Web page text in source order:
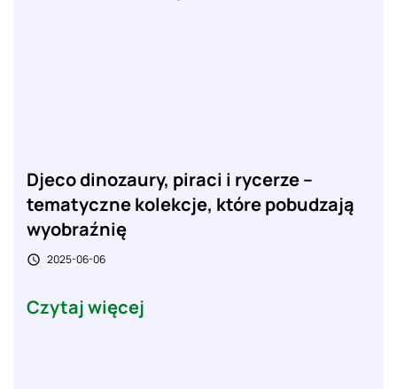
Djeco dinozaury, piraci i rycerze –
tematyczne kolekcje, które pobudzają
wyobraźnię
 2025-06-06
Czytaj więcej